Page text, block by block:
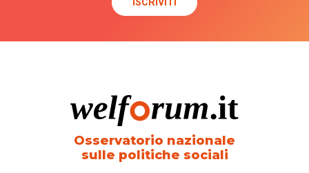
Osservatorio nazionale
sulle politiche sociali